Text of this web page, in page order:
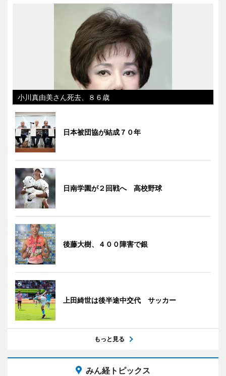
小川真由美さん死去、８６歳
日本被団協が結成７０年
日南学園が２回戦へ 高校野球
後藤大樹、４００障害で銀
上田綺世は後半途中交代 サッカー
もっと見る
みん経トピックス